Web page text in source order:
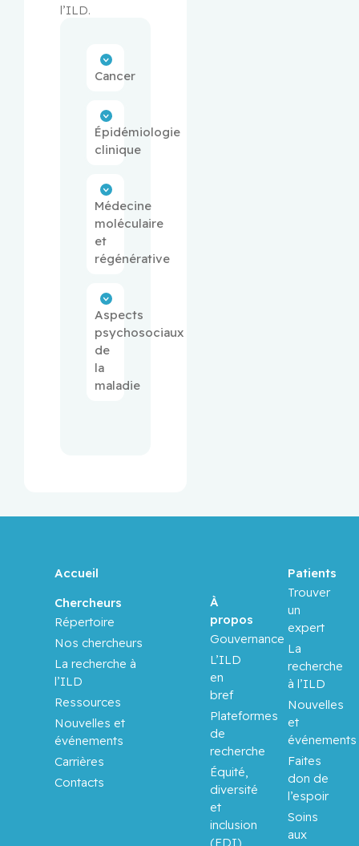
l’ILD.
Cancer
Épidémiologie
clinique
Médecine
moléculaire
et
régénérative
Aspects
psychosociaux
de
la
maladie
Accueil
Chercheurs
Répertoire
Nos chercheurs
La recherche à
l’ILD
Ressources
Nouvelles et
événements
Carrières
Contacts
À
propos
Gouvernance
L’ILD
en
bref
Plateformes
de
recherche
Équité,
diversité
et
inclusion
(EDI)
Patients
Trouver
un
expert
La
recherche
à l’ILD
Nouvelles
et
événements
Faites
don de
l’espoir
Soins
aux